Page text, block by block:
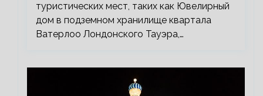
туристических мест, таких как Ювелирный
дом в подземном хранилище квартала
Ватерлоо Лондонского Тауэра,…